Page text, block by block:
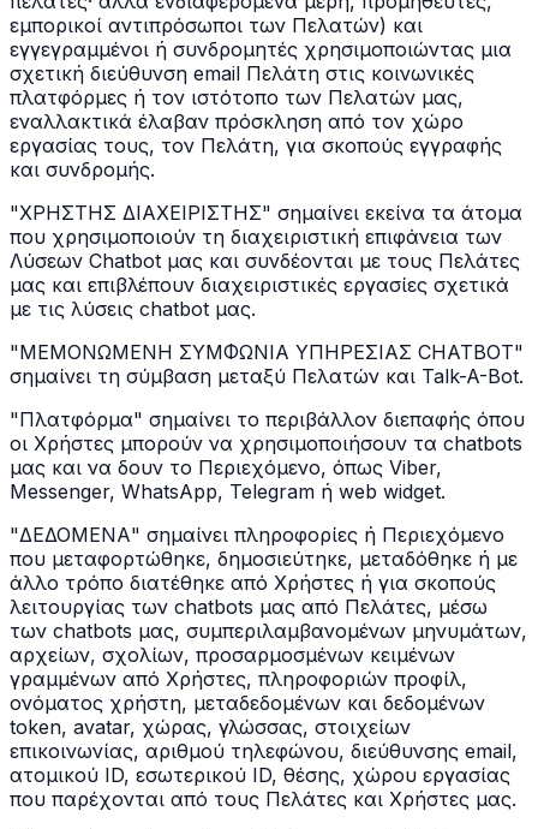
εμπορικοί αντιπρόσωποι των Πελατών) και
εγγεγραμμένοι ή συνδρομητές χρησιμοποιώντας μια
σχετική διεύθυνση email Πελάτη στις κοινωνικές
πλατφόρμες ή τον ιστότοπο των Πελατών μας,
εναλλακτικά έλαβαν πρόσκληση από τον χώρο
εργασίας τους, τον Πελάτη, για σκοπούς εγγραφής
και συνδρομής.
"ΧΡΗΣΤΗΣ ΔΙΑΧΕΙΡΙΣΤΗΣ" σημαίνει εκείνα τα άτομα
που χρησιμοποιούν τη διαχειριστική επιφάνεια των
Λύσεων Chatbot μας και συνδέονται με τους Πελάτες
μας και επιβλέπουν διαχειριστικές εργασίες σχετικά
με τις λύσεις chatbot μας.
"ΜΕΜΟΝΩΜΕΝΗ ΣΥΜΦΩΝΙΑ ΥΠΗΡΕΣΙΑΣ CHATBOT"
σημαίνει τη σύμβαση μεταξύ Πελατών και Talk-A-Bot.
"Πλατφόρμα" σημαίνει το περιβάλλον διεπαφής όπου
οι Χρήστες μπορούν να χρησιμοποιήσουν τα chatbots
μας και να δουν το Περιεχόμενο, όπως Viber,
Messenger, WhatsApp, Telegram ή web widget.
"ΔΕΔΟΜΕΝΑ" σημαίνει πληροφορίες ή Περιεχόμενο
που μεταφορτώθηκε, δημοσιεύτηκε, μεταδόθηκε ή με
άλλο τρόπο διατέθηκε από Χρήστες ή για σκοπούς
λειτουργίας των chatbots μας από Πελάτες, μέσω
των chatbots μας, συμπεριλαμβανομένων μηνυμάτων,
αρχείων, σχολίων, προσαρμοσμένων κειμένων
γραμμένων από Χρήστες, πληροφοριών προφίλ,
ονόματος χρήστη, μεταδεδομένων και δεδομένων
token, avatar, χώρας, γλώσσας, στοιχείων
επικοινωνίας, αριθμού τηλεφώνου, διεύθυνσης email,
ατομικού ID, εσωτερικού ID, θέσης, χώρου εργασίας
που παρέχονται από τους Πελάτες και Χρήστες μας.